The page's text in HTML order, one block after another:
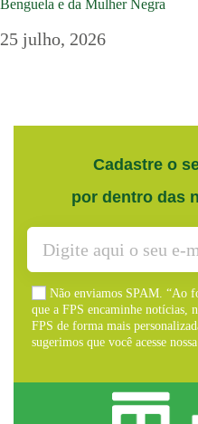
Benguela e da Mulher Negra
25 julho, 2026
Cadastre o
por dentro das
Não enviamos SPAM. “Ao
que a FPS encaminhe notícias,
FPS de forma mais
sugerimos que você acesse nossa